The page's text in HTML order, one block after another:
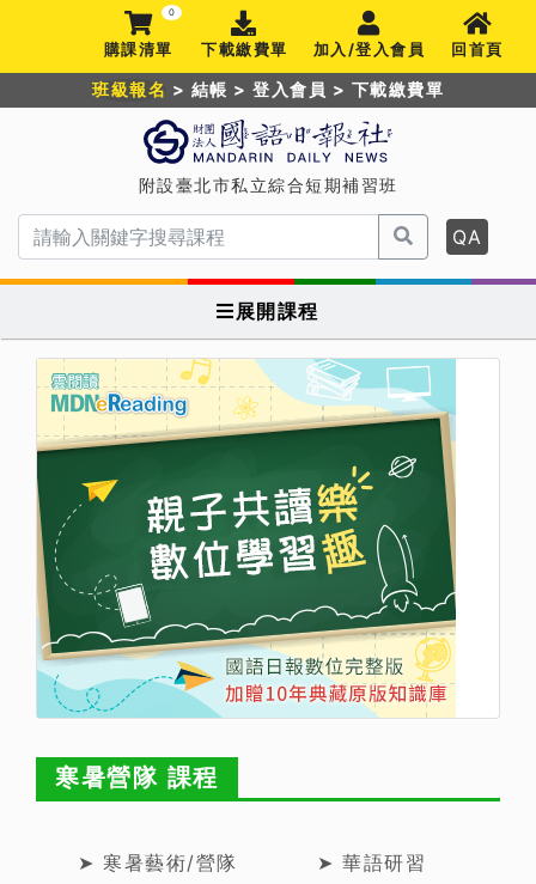
0
購課清單 下載繳費單 加入/登入會員 回首頁
附設臺北市私立綜合短期補習班
QA
展開課程
班級報名 > 結帳 > 登入會員 > 下載繳費單
寒暑營隊 課程
➤ 寒暑藝術/營隊 ➤ 華語研習